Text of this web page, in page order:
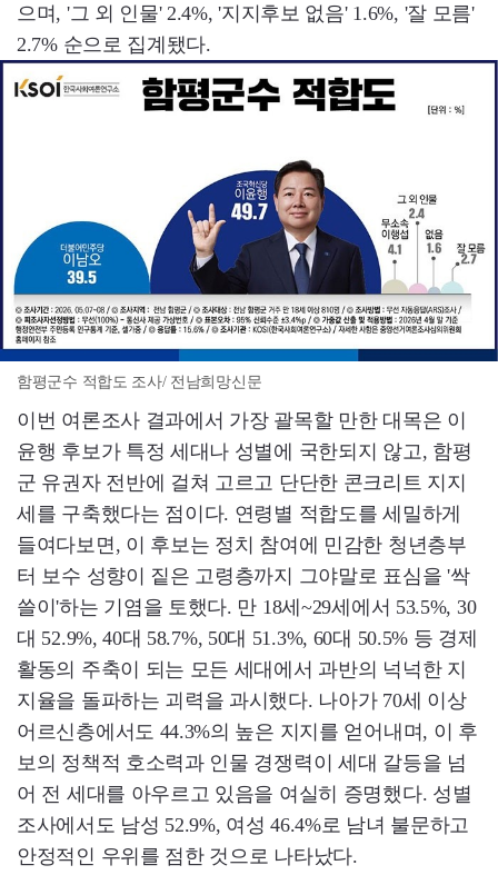
으며, '그 외 인물' 2.4%, '지지후보 없음' 1.6%, '잘 모름'
2.7% 순으로 집계됐다.
함평군수 적합도 조사/ 전남희망신문
이번 여론조사 결과에서 가장 괄목할 만한 대목은 이
윤행 후보가 특정 세대나 성별에 국한되지 않고, 함평
군 유권자 전반에 걸쳐 고르고 단단한 콘크리트 지지
세를 구축했다는 점이다. 연령별 적합도를 세밀하게
들여다보면, 이 후보는 정치 참여에 민감한 청년층부
터 보수 성향이 짙은 고령층까지 그야말로 표심을 '싹
쓸이'하는 기염을 토했다. 만 18세~29세에서 53.5%, 30
대 52.9%, 40대 58.7%, 50대 51.3%, 60대 50.5% 등 경제
활동의 주축이 되는 모든 세대에서 과반의 넉넉한 지
지율을 돌파하는 괴력을 과시했다. 나아가 70세 이상
어르신층에서도 44.3%의 높은 지지를 얻어내며, 이 후
보의 정책적 호소력과 인물 경쟁력이 세대 갈등을 넘
어 전 세대를 아우르고 있음을 여실히 증명했다. 성별
조사에서도 남성 52.9%, 여성 46.4%로 남녀 불문하고
안정적인 우위를 점한 것으로 나타났다.